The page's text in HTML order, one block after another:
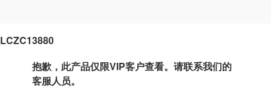
LCZC13880
抱歉，此产品仅限VIP客户查看。请联系我们的
客服人员。